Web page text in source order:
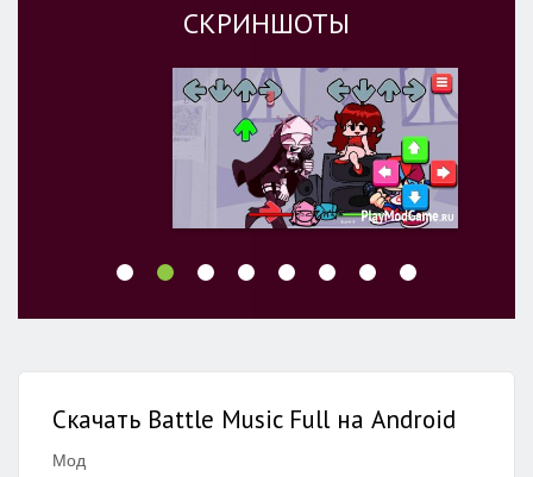
СКРИНШОТЫ
Скачать Battle Music Full на Android
Мод